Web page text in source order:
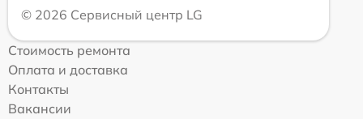
© 2026 Сервисный центр LG
Стоимость ремонта
Оплата и доставка
Контакты
Вакансии